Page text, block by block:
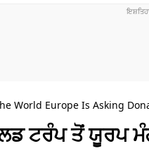
World Europe Is Asking
ਟਰੰਪ ਤੋਂ ਯੂਰਪ